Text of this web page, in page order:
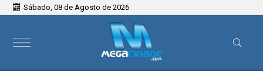
Sábado, 08 de Agosto de 2026